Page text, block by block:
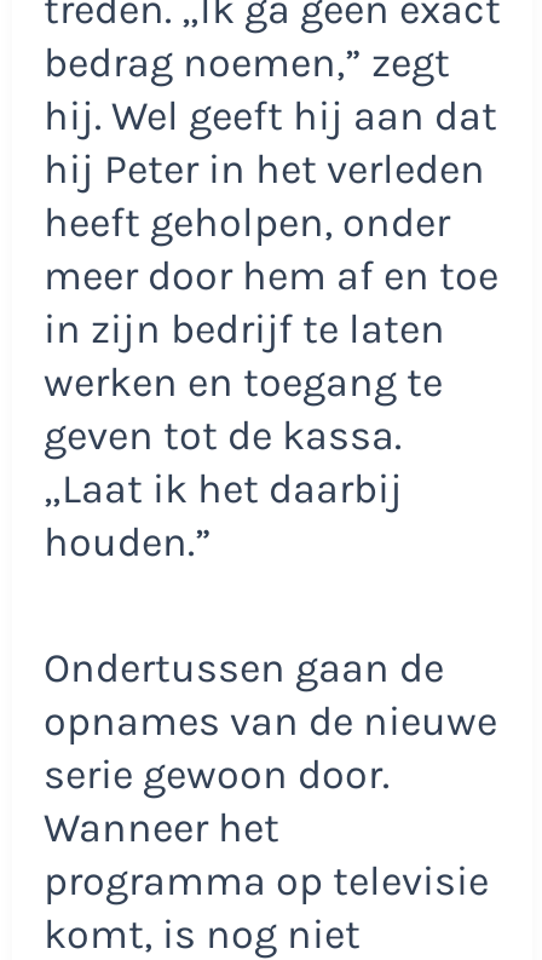
treden. „Ik ga geen exact
bedrag noemen,” zegt
hij. Wel geeft hij aan dat
hij Peter in het verleden
heeft geholpen, onder
meer door hem af en toe
in zijn bedrijf te laten
werken en toegang te
geven tot de kassa.
„Laat ik het daarbij
houden.”
Ondertussen gaan de
opnames van de nieuwe
serie gewoon door.
Wanneer het
programma op televisie
komt, is nog niet